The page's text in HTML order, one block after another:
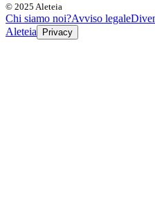
© 2025 Aleteia
Chi siamo noi?Avviso legale
Aleteia
Privacy